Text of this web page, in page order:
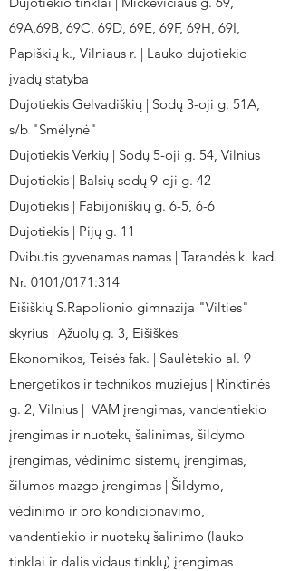
69A,69B, 69C, 69D, 69E, 69F, 69H, 69I,
Papiškių k., Vilniaus r. | Lauko dujotiekio
įvadų statyba
Dujotiekis Gelvadiškių | Sodų 3-oji g. 51A,
s/b "Smėlynė"
Dujotiekis Verkių | Sodų 5-oji g. 54, Vilnius
Dujotiekis | Balsių sodų 9-oji g. 42
Dujotiekis | Fabijoniškių g. 6-5, 6-6
Dujotiekis | Pijų g. 11
Dvibutis gyvenamas namas | Tarandės k. kad.
Nr. 0101/0171:314
Eišiškių S.Rapolionio gimnazija "Vilties"
skyrius | Ąžuolų g. 3, Eišiškės
Ekonomikos, Teisės fak. | Saulėtekio al. 9
Energetikos ir technikos muziejus | Rinktinės
g. 2, Vilnius | VAM įrengimas, vandentiekio
įrengimas ir nuotekų šalinimas, šildymo
įrengimas, vėdinimo sistemų įrengimas,
šilumos mazgo įrengimas | Šildymo,
vėdinimo ir oro kondicionavimo,
vandentiekio ir nuotekų šalinimo (lauko
tinklai ir dalis vidaus tinklų) įrengimas